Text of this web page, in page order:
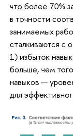
что более 70%
в точности
занимаемых
сталкиваются с
1) избыток
больше, чем
навыков —
для